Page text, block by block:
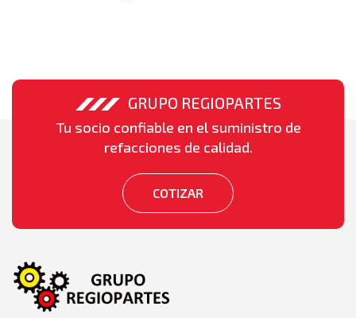
GRUPO REGIOPARTES
Tu socio confiable en el suministro de
refacciones de calidad.
COTIZAR